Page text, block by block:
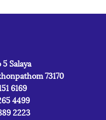
Salaya
73170
6169
4499
2223